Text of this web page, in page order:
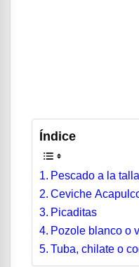
Índice
Pescado a la talla
Ceviche
Picaditas
Pozole blanco o
Tuba, chilate o